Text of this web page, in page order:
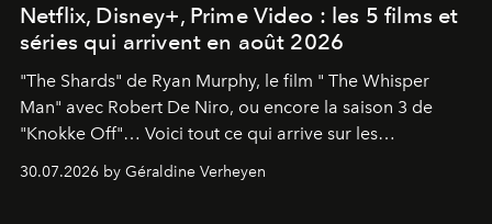
Netflix, Disney+, Prime Video : les 5 films et
séries qui arrivent en août 2026
"The Shards" de Ryan Murphy, le film " The Whisper
Man" avec Robert De Niro, ou encore la saison 3 de
"Knokke Off"… Voici tout ce qui arrive sur les
plateformes de streaming en août 2026.
30.07.2026 by Géraldine Verheyen